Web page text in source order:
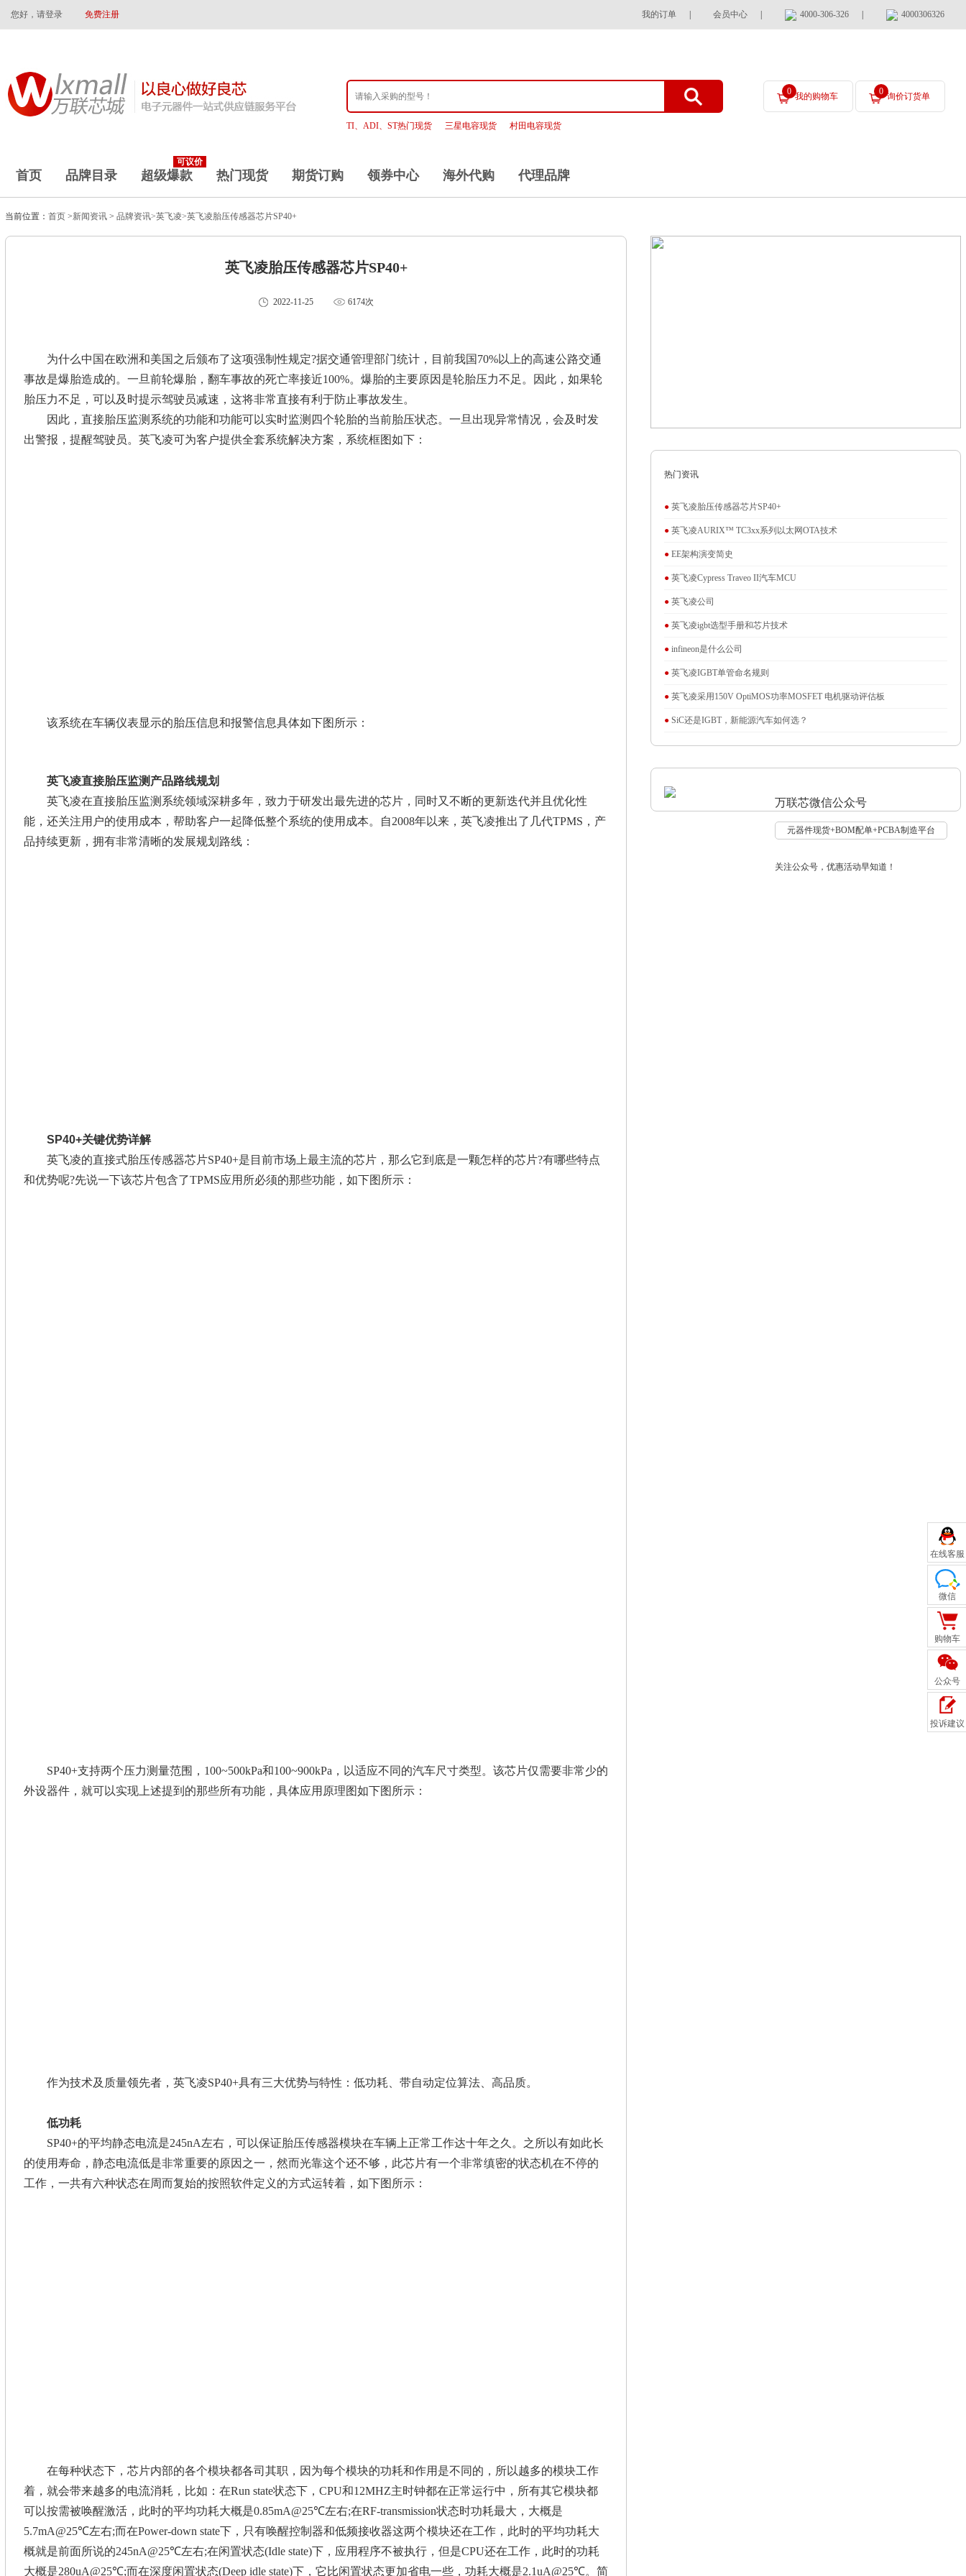
您好，请登录 免费注册 我的订单 会员中心 4000-306-326 4000306326
TI、ADI、ST热门现货 三星电容现货 村田电容现货
0 我的购物车 0 询价订货单
首页 品牌目录
可议价
超级爆款 热门现货 期货订购 领券中心 海外代购 代理品牌
当前位置： 首页 >新闻资讯 > 品牌资讯>英飞凌>英飞凌胎压传感器芯片SP40+
英飞凌胎压传感器芯片SP40+
2022-11-25 6174次
为什么中国在欧洲和美国之后颁布了这项强制性规定?据交通管理部门统计，目前我国70%以上的高速公路交通
事故是爆胎造成的。一旦前轮爆胎，翻车事故的死亡率接近100%。爆胎的主要原因是轮胎压力不足。因此，如果轮
胎压力不足，可以及时提示驾驶员减速，这将非常直接有利于防止事故发生。
因此，直接胎压监测系统的功能和功能可以实时监测四个轮胎的当前胎压状态。一旦出现异常情况，会及时发
出警报，提醒驾驶员。英飞凌可为客户提供全套系统解决方案，系统框图如下：
该系统在车辆仪表显示的胎压信息和报警信息具体如下图所示：
英飞凌直接胎压监测产品路线规划
英飞凌在直接胎压监测系统领域深耕多年，致力于研发出最先进的芯片，同时又不断的更新迭代并且优化性
能，还关注用户的使用成本，帮助客户一起降低整个系统的使用成本。自2008年以来，英飞凌推出了几代TPMS，产
品持续更新，拥有非常清晰的发展规划路线：
SP40+关键优势详解
英飞凌的直接式胎压传感器芯片SP40+是目前市场上最主流的芯片，那么它到底是一颗怎样的芯片?有哪些特点
和优势呢?先说一下该芯片包含了TPMS应用所必须的那些功能，如下图所示：
SP40+支持两个压力测量范围，100~500kPa和100~900kPa，以适应不同的汽车尺寸类型。该芯片仅需要非常少的
外设器件，就可以实现上述提到的那些所有功能，具体应用原理图如下图所示：
作为技术及质量领先者，英飞凌SP40+具有三大优势与特性：低功耗、带自动定位算法、高品质。
低功耗
SP40+的平均静态电流是245nA左右，可以保证胎压传感器模块在车辆上正常工作达十年之久。之所以有如此长
的使用寿命，静态电流低是非常重要的原因之一，然而光靠这个还不够，此芯片有一个非常缜密的状态机在不停的
工作，一共有六种状态在周而复始的按照软件定义的方式运转着，如下图所示：
在每种状态下，芯片内部的各个模块都各司其职，因为每个模块的功耗和作用是不同的，所以越多的模块工作
着，就会带来越多的电流消耗，比如：在Run state状态下，CPU和12MHZ主时钟都在正常运行中，所有其它模块都
可以按需被唤醒激活，此时的平均功耗大概是0.85mA@25℃左右;在RF-transmission状态时功耗最大，大概是
5.7mA@25℃左右;而在Power-down state下，只有唤醒控制器和低频接收器这两个模块还在工作，此时的平均功耗大
概就是前面所说的245nA@25℃左右;在闲置状态(Idle state)下，应用程序不被执行，但是CPU还在工作，此时的功耗
大概是280uA@25℃;而在深度闲置状态(Deep idle state)下，它比闲置状态更加省电一些，功耗大概是2.1uA@25℃。简
热门资讯
● 英飞凌胎压传感器芯片SP40+
● 英飞凌AURIX™ TC3xx系列以太网OTA技术
● EE架构演变简史
● 英飞凌Cypress Traveo II汽车MCU
● 英飞凌公司
● 英飞凌igbt选型手册和芯片技术
● infineon是什么公司
● 英飞凌IGBT单管命名规则
● 英飞凌采用150V OptiMOS功率MOSFET 电机驱动评估板
● SiC还是IGBT，新能源汽车如何选？
万联芯微信公众号
元器件现货+BOM配单+PCBA制造平台
关注公众号，优惠活动早知道！
在线客服
微信
购物车
公众号
投诉建议